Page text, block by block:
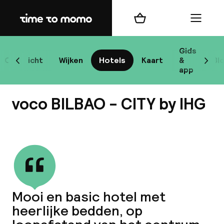
Home
Overzicht Wijken Hotels Kaart
Gids
&
app
Scroll naar links
Winkelmand Menu
voco BILBAO - CITY by IHG
Mooi en basic hotel met
heerlijke bedden, op